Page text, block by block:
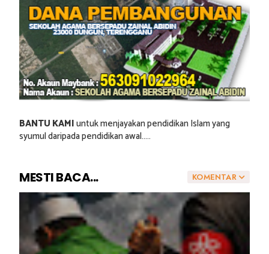
BANTU KAMIuntuk menjayakan pendidikan Islam yang
syumul daripada pendidikan awal.....
KOMENTAR
MESTI BACA...